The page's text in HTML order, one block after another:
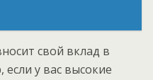
свой вклад в
у вас высокие